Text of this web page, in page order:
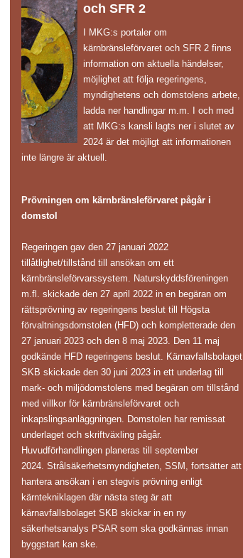
och SFR 2
I MKG:s portaler om
kärnbränsleförvaret och SFR 2 finns
information om aktuella händelser,
möjlighet att följa regeringens,
myndighetens och domstolens arbete,
ladda ner handlingar m.m. I och med
att MKG:s kansli lagts ner i slutet av
2024 är det möjligt att informationen
inte längre är aktuell.
Prövningen om kärnbränsleförvaret pågår i
domstol
Regeringen gav den 27 januari 2022
tillåtlighet/tillstånd till ansökan om ett
kärnbränsleförvarssystem. Naturskyddsföreningen
m.fl. skickade den 27 april 2022 in en begäran om
rättsprövning av regeringens beslut till Högsta
förvaltningsdomstolen (HFD) och kompletterade den
27 januari 2023 och den 8 maj 2023. Den 11 maj
godkände HFD regeringens beslut. Kärnavfallsbolaget
SKB skickade den 30 juni 2023 in ett underlag till
mark- och miljödomstolens med begäran om tillstånd
med villkor för kärnbränsleförvaret och
inkapslingsanläggningen. Domstolen har remissat
underlaget och skriftväxling pågår.
Huvudförhandlingen planeras till september
2024. Strålsäkerhetsmyndigheten, SSM, fortsätter att
hantera ansökan i en stegvis prövning enligt
kärntekniklagen där nästa steg är att
kärnavfallsbolaget SKB skickar in en ny
säkerhetsanalys PSAR som ska godkännas innan
byggstart kan ske.